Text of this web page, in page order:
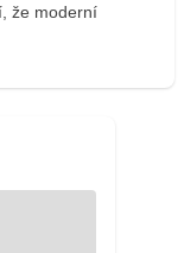
že moderní